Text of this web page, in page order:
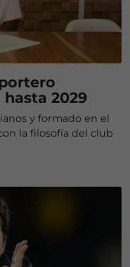
2029
y formado en el
la filosofía del club